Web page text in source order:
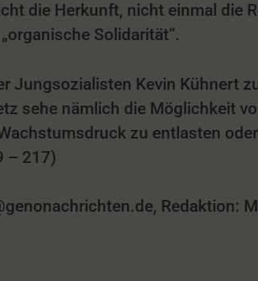
die Herkunft, nicht einmal die
Solidarität“.
Jungsozialisten Kevin Kühnert
sehe nämlich die Möglichkeit
zu entlasten
– 217)
Redaktion: